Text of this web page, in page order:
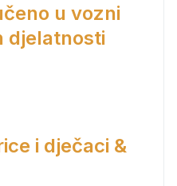
u vozni
djelatnosti
i dječaci &